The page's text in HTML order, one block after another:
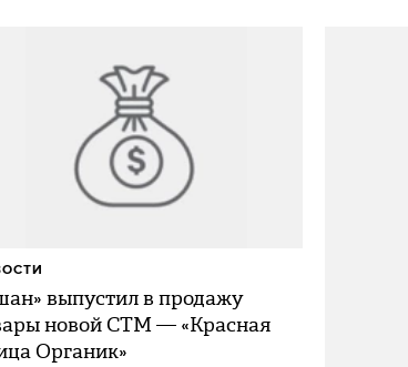
выпустил в продажу
новой СТМ — «Красная
Органик»